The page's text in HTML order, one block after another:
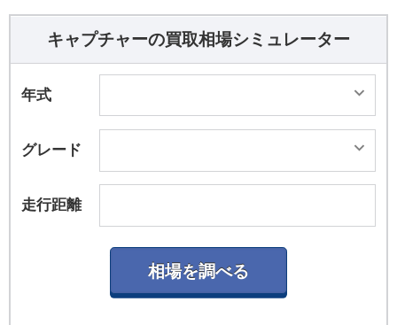
キャプチャーの買取相場シミュレーター
年式
グレード
走行距離